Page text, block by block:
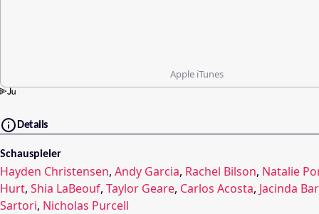
Apple iTunes
Details
Schauspieler
Hayden Christensen, Andy Garcia, Rachel Bilson, Natalie
Hurt, Shia LaBeouf, Taylor Geare, Carlos Acosta, Jacinda
Sartori, Nicholas Purcell